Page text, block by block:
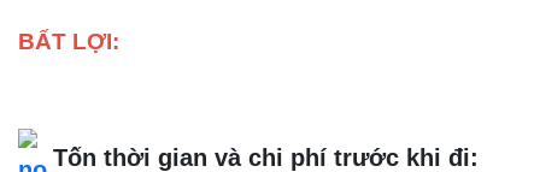
BẤT LỢI:
Tốn thời gian và chi phí trước khi đi: